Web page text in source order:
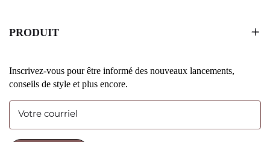
PRODUIT
Inscrivez-vous pour être informé des nouveaux lancements,
conseils de style et plus encore.
Votre courriel